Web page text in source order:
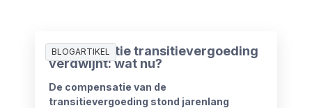
BLOGARTIKEL
Compensatie transitievergoeding
verdwijnt: wat nu?
De compensatie van de
transitievergoeding stond jarenlang